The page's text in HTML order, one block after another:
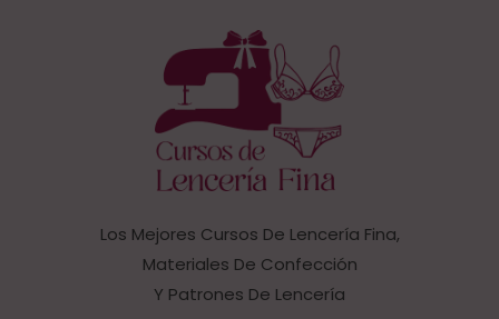
Los Mejores Cursos De Lencería Fina,
Materiales De Confección
Y Patrones De Lencería